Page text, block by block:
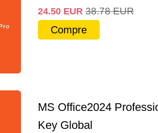
24.50 EUR 38.78 EUR
Compre
MS Office2024
Key Global